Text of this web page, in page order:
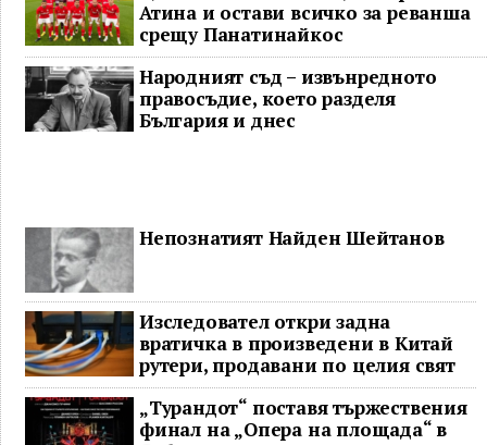
Атина и остави всичко за реванша
срещу Панатинайкос
Народният съд – извънредното
правосъдие, което разделя
България и днес
Непознатият Найден Шейтанов
Изследовател откри задна
вратичка в произведени в Китай
рутери, продавани по целия свят
„Турандот“ поставя тържествения
финал на „Опера на площада“ в